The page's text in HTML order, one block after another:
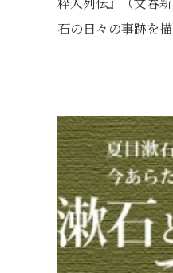
石の日々の事跡を描